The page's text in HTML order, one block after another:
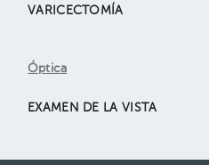
VARICECTOMÍA
Óptica
EXAMEN DE LA VISTA